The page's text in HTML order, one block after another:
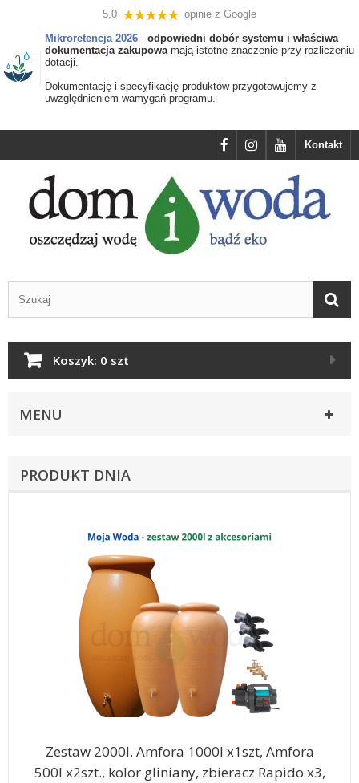
5,0
opinie z Google
Mikroretencja 2026 - odpowiedni dobór systemu i właściwa
dokumentacja zakupowamają istotne znaczenie przy rozliczeniu
dotacji.
Dokumentację i specyfikację produktów przygotowujemy z
uwzględnieniem wamygań programu.
Kontakt
Koszyk: 0 szt
MENU
PRODUKT DNIA
Zestaw 2000l. Amfora 1000l x1szt, Amfora
500l x2szt., kolor gliniany, zbieracz Rapido x3,